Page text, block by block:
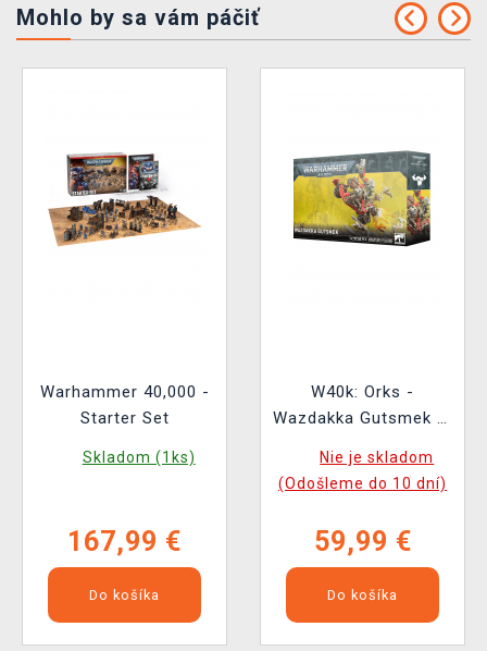
Mohlo by sa vám páčiť
Warhammer 40,000 -
Starter Set
Skladom (1ks)
167,99 €
Do košíka
W40k: Orks -
Wazdakka Gutsmek (1
Nie je skladom
(Odošleme do 10 dní)
59,99 €
Do košíka